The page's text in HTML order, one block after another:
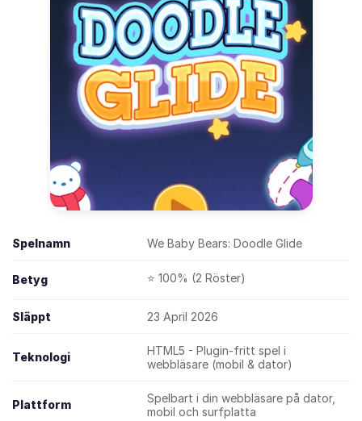
Spelnamn We Baby Bears: Doodle Glide
Betyg ⭐ 100% (2 Röster)
Släppt 23 April 2026
Teknologi
HTML5 - Plugin-fritt spel i
webbläsare (mobil & dator)
Plattform
Spelbart i din webbläsare på dator,
mobil och surfplatta